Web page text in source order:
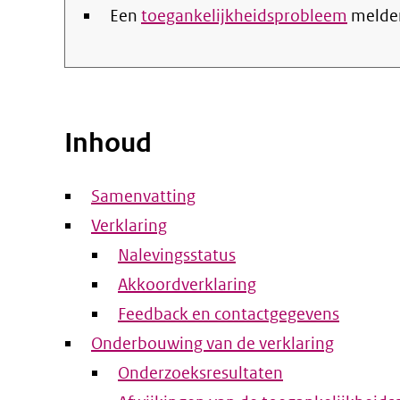
Een toegankelijkheidsprobleem
Inhoud
Samenvatting
Verklaring
Nalevingsstatus
Akkoordverklaring
Feedback en contactgegevens
Onderbouwing van de verklaring
Onderzoeksresultaten